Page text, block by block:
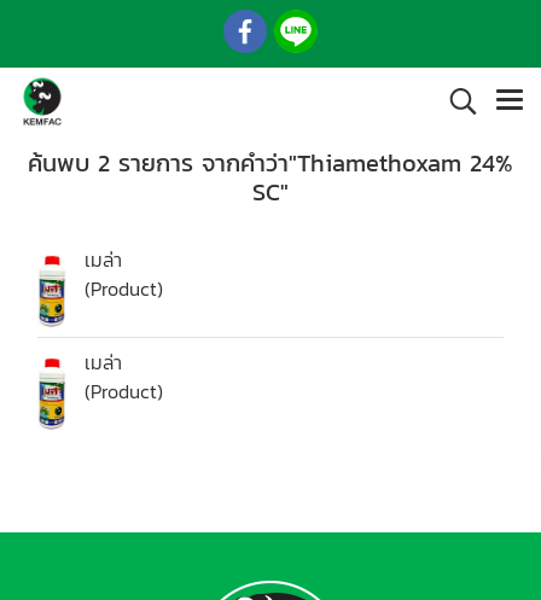
ค้นพบ 2 รายการ จากคำว่า"Thiamethoxam 24%
SC"
เมล่า
(Product)
เมล่า
(Product)